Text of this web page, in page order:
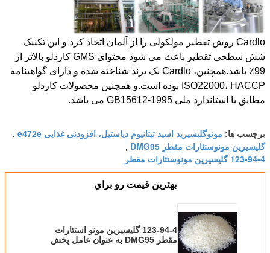
Cardlo روش تقطیر مولکولی را از آلمان اتخاذ کرد و این تکنیک
شش سطحی تقطیر باعث می شود محتوای GMS کاردلو بالاتر از
99٪ باشد.همچنین، Cardlo یک برند شناخته شده و دارای گواهینامه
ISO22000، HACCP بوده است.و همچنین محصولات کاردلو
مطابق با استاندارد ملی GB15612-1995 می باشد.
برچسب ها: مونوگلیسیرید اسید تیتانیوم دیاستیل، افزودنی غذایی e472e ,
گلیسیرین مونوستئارات مقطر DMG95 ,
123-94-4 گلیسیرین مونوستئارات مقطر
بهترين قيمت رو براي
123-94-4 گلیسیرین مونو استئارات
مقطر DMG95 به عنوان عامل پخش